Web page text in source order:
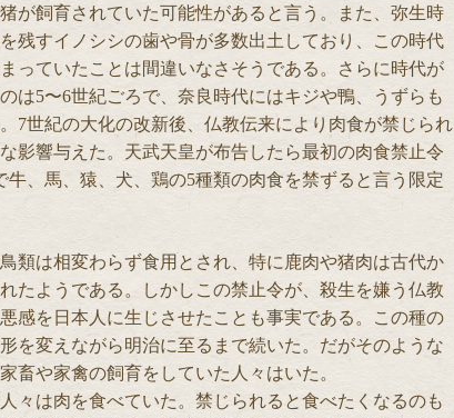
が飼育されていた可能性があると言う。また、弥生時
残すイノシシの歯や骨が多数出土しており、この時代
っていたことは間違いなさそうである。さらに時代が
は5〜6世紀ごろで、奈良時代にはキジや鴨、うずらも
7世紀の大化の改新後、仏教伝来により肉食が禁じられ
影響与えた。天武天皇が布告したら最初の肉食禁止令
牛、馬、猿、犬、鶏の5種類の肉食を禁ずると言う限定
類は相変わらず食用とされ、特に鹿肉や猪肉は古代か
たようである。しかしこの禁止令が、殺生を嫌う仏教
感を日本人に生じさせたことも事実である。この種の
を変えながら明治に至るまで続いた。だがそのような
畜や家禽の飼育をしていた人々はいた。
々は肉を食べていた。禁じられると食べたくなるのも